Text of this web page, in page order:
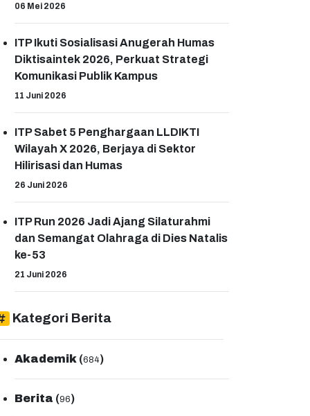
06 Mei 2026
ITP Ikuti Sosialisasi Anugerah Humas
Diktisaintek 2026, Perkuat Strategi
Komunikasi Publik Kampus
11 Juni 2026
ITP Sabet 5 Penghargaan LLDIKTI
Wilayah X 2026, Berjaya di Sektor
Hilirisasi dan Humas
26 Juni 2026
ITP Run 2026 Jadi Ajang Silaturahmi
dan Semangat Olahraga di Dies Natalis
ke-53
21 Juni 2026
Kategori Berita
Akademik (684)
Berita (96)